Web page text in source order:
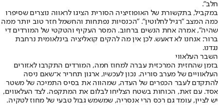
חלב".
במקביל, בתקשורת של האופוזיציה הסורית הציגו לראווה נוצרים שסיפרו
כמה המצב "רגיל לחלוטין". "הכנסיות נפתחות והחשמל חזר טוב יותר ממה
שהיה", אמרה אחת הנשים ברחוב. המסר העקיף והטקטי של המורדים די
ברור: אנחנו לא דאעש. לכן אין מה להקים קואליציה בינלאומית נרחבת
נגדנו.
השבר העלאווי
בזמן שהחזית המרכזית עברה למחוז חמה, המורדים התקרבו לאזורים
העלאוויים של מערב סוריה. נכון לעכשיו, ארגון תחריר א־שאם ניסה
להתקדם לעבר הכפרים של העדה, שמהווה את בסיס התמיכה של משטר
אסד. עם זאת, הכוחות בשטח הצליחו לבלום את המתקפה. לצד העלאווים,
יש לציין, עומד גם רכס הרי אנסריה, שמשמש גבול טבעי של מחוז לטקיה.